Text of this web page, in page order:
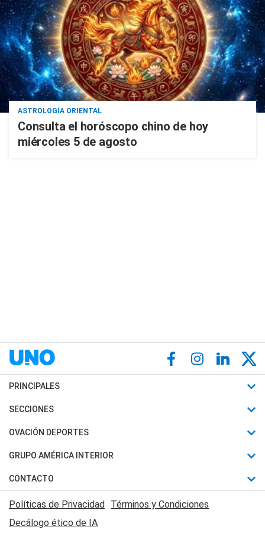
ASTROLOGÍA ORIENTAL
Consulta el horóscopo chino de hoy
miércoles 5 de agosto
PRINCIPALES
Últimas Noticias
Política
Judiciales
Economia
SECCIONES
Horóscopo
Motores
Trucos caseros
Series y Películas
Edictos y Solicitadas
OVACIÓN DEPORTES
Fútbol
Mundial
Automovilismo
Rugby
GRUPO AMÉRICA INTERIOR
Canal 7 en Vivo
CONTACTO
Acerca de Nosotros
Contactanos
Políticas de Privacidad Términos y Condiciones
Decálogo ético de IA